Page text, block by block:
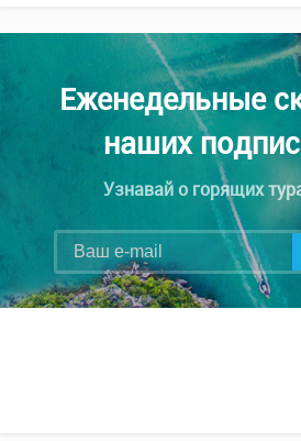
Еженедельные
наших
Узнавай о горящих